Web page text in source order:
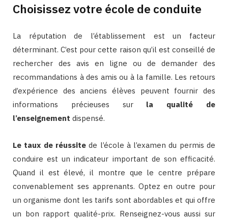
Choisissez votre école de conduite
La réputation de l’établissement est un facteur
déterminant. C’est pour cette raison qu’il est conseillé de
rechercher des avis en ligne ou de demander des
recommandations à des amis ou à la famille. Les retours
d’expérience des anciens élèves peuvent fournir des
informations précieuses surla qualité de
l’enseignement dispensé.
Le taux de réussitede l’école à l’examen du permis de
conduire est un indicateur important de son efficacité.
Quand il est élevé, il montre que le centre prépare
convenablement ses apprenants. Optez en outre pour
un organisme dont les tarifs sont abordables et qui offre
un bon rapport qualité-prix. Renseignez-vous aussi sur